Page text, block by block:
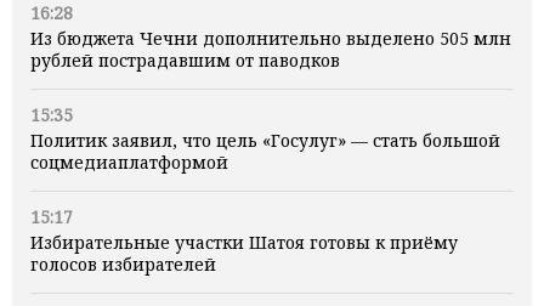
16:28
Из бюджета Чечни дополнительно выделено 505 млн
рублей пострадавшим от паводков
15:35
Политик заявил, что цель «Госулуг» — стать большой
соцмедиаплатформой
15:17
Избирательные участки Шатоя готовы к приёму
голосов избирателей